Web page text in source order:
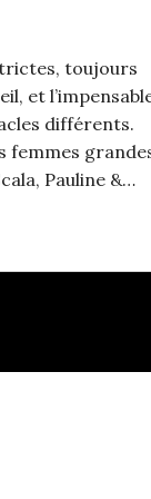
toujours
et
différents.
femmes
Pauline &…